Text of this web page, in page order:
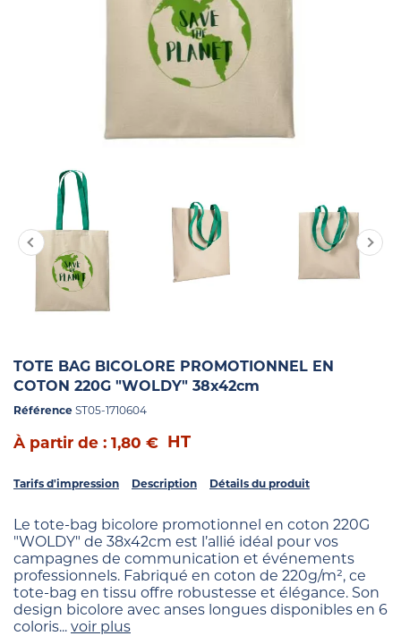
TOTE BAG BICOLORE PROMOTIONNEL EN
COTON 220G "WOLDY" 38x42cm
Référence ST05-1710604
À partir de : 1,80 € HT
Tarifs d'impression Description Détails du produit
Le tote-bag bicolore promotionnel en coton 220G
"WOLDY" de 38x42cm est l’allié idéal pour vos
campagnes de communication et événements
professionnels. Fabriqué en coton de 220g/m², ce
tote-bag en tissu offre robustesse et élégance. Son
design bicolore avec anses longues disponibles en 6
coloris... voir plus